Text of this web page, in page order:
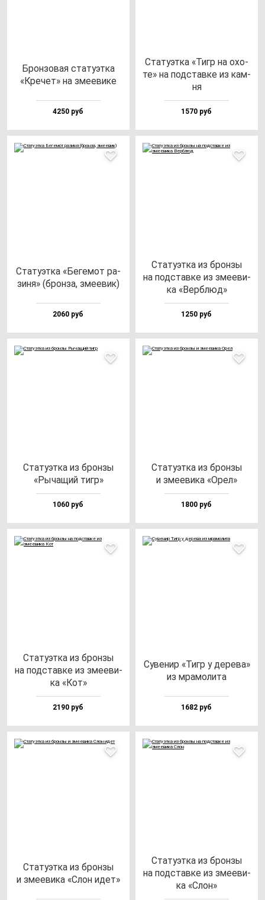
Брон­зо­вая ста­ту­эт­ка
«Кре­чет» на зме­еви­ке
4250 руб
Ста­ту­эт­ка «Тигр на охо­
те» на под­став­ке из кам­
ня
1570 руб
Ста­ту­эт­ка «Беге­мот ра­
зи­ня» (брон­за, зме­евик)
2060 руб
Ста­ту­эт­ка из брон­зы
на под­став­ке из зме­еви­
ка «Вер­блюд»
1250 руб
Ста­ту­эт­ка из брон­зы
«Рыча­щий тигр»
1060 руб
Ста­ту­эт­ка из брон­зы
и зме­еви­ка «Орел»
1800 руб
Ста­ту­эт­ка из брон­зы
на под­став­ке из зме­еви­
ка «Кот»
2190 руб
Суве­нир «Тигр у де­ре­ва»
из мра­мо­ли­та
1682 руб
Ста­ту­эт­ка из брон­зы
и зме­еви­ка «Слон идет»
Ста­ту­эт­ка из брон­зы
на под­став­ке из зме­еви­
ка «Слон»